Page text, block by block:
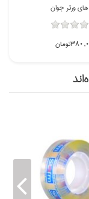
ورتر جوان